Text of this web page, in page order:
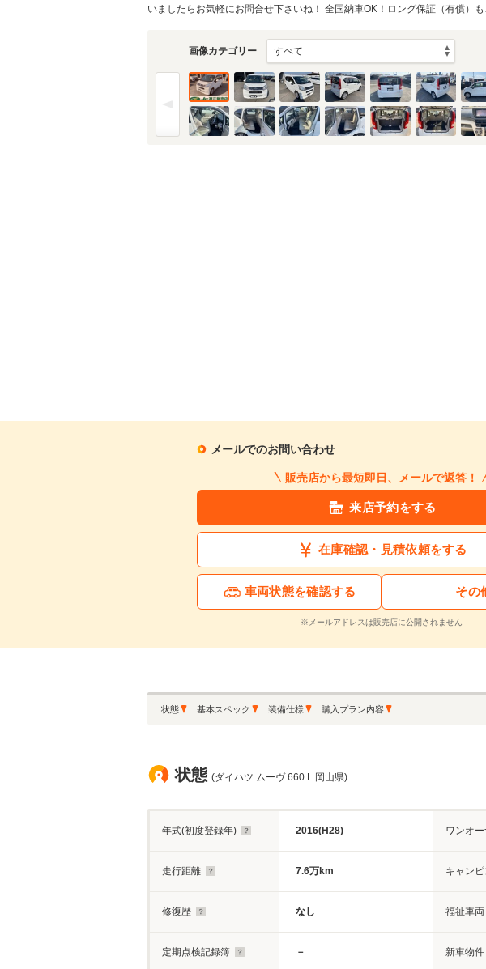
いましたらお気軽にお問合せ下さいね！ 全国納車OK！ロング保証（有償）
画像カテゴリー
メールでのお問い合わせ
販売店から最短即日、メールで返答！
来店予約をする
在庫確認・見積依頼をする
車両状態を確認する その
※メールアドレスは販売店に公開されません
状態 基本スペック 装備仕様 購入プラン内容
状態 (ダイハツ ムーヴ 660 L 岡山県)
年式(初度登録年) 2016(H28) ワンオ
走行距離 7.6万km キャン
修復歴 なし 福祉車両
定期点検記録簿 － 新車物件